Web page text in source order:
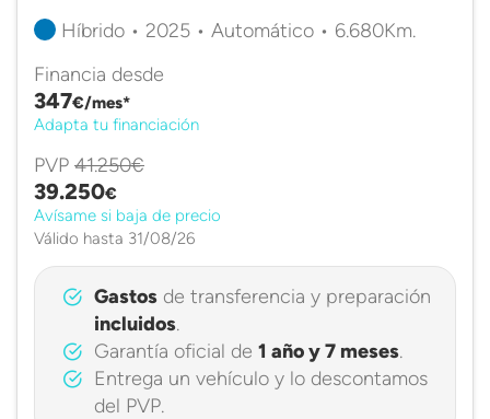
Híbrido • 2025 • Automático • 6.680Km.
Financia desde
347€/mes*
Adapta tu financiación
PVP 41.250€
39.250€
Avísame si baja de precio
Válido hasta 31/08/26
Gastosde transferencia y preparación
incluidos.
Garantía oficial de 1 año y 7 meses.
Entrega un vehículo y lo descontamos
del PVP.